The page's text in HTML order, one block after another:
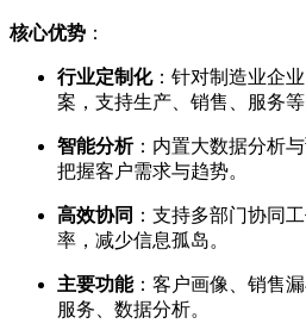
核心优势 ：
行业定制化：针对制造业企
案，支持生产、销售、服务等
智能分析：内置大数据分析
把握客户需求与趋势。
高效协同 ：支持多部门协同
率，减少信息孤岛。
主要功能：客户画像、销售
服务、数据分析。